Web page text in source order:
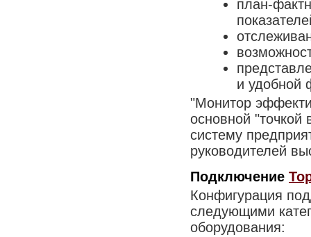
план-
и удобной
"Монитор
основной
систему
руководителей
Подключение
Конфигурация
следующими
оборудования: